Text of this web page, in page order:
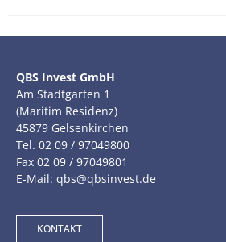
QBS Invest GmbH
Am Stadtgarten 1
(Maritim Residenz)
45879 Gelsenkirchen
Tel. 02 09 / 97049800
Fax 02 09 / 97049801
E-Mail: qbs@qbsinvest.de
KONTAKT